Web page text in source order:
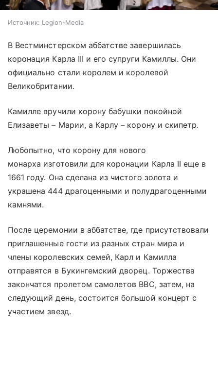
Источник: Legion-Media
В Вестминстерском аббатстве завершилась
коронация Карла III и его супруги Камиллы. Они
официально стали королем и королевой
Великобритании.
Камилле вручили корону бабушки покойной
Елизаветы – Марии, а Карлу – корону и скипетр.
Любопытно, что корону для нового
монарха изготовили ​​для коронации Карла II еще в
1661 году. Она сделана из чистого золота и
украшена 444 драгоценными и полудрагоценными
камнями.
После церемонии в аббатстве, где присутствовали
приглашенные гости из разных стран мира и
члены королевских семей, Карл и Камилла
отправятся в Букингемский дворец. Торжества
закончатся пролетом самолетов ВВС, затем, на
следующий день, состоится большой концерт с
участием звезд.